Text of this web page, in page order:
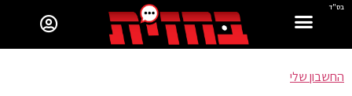
בס"ד
החשבון שלי